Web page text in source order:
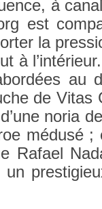
à
est
la
à
au
de Vitas
noria
médusé ;
Rafael